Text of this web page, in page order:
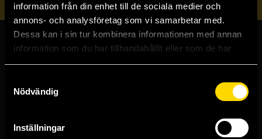
information från din enhet till de sociala medier och
annons- och analysföretag som vi samarbetar med.
Dessa kan i sin tur kombinera informationen med annan
information som du har tillhandahållit eller som de har
samlat in när du har använt deras tjänster.
Nödvändig
Inställningar
Butiker & kundtjänst
Västerlånggatan 48
Göteborgsbutiken